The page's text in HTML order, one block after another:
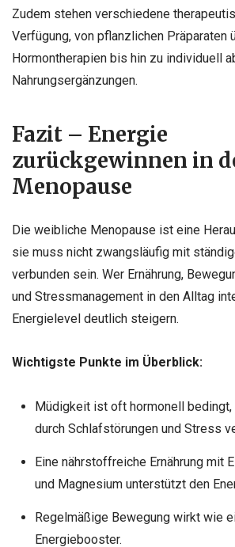
Zudem stehen verschiedene
Verfügung, von pflanzlichen Präparaten
Hormontherapien bis hin zu individuell
Nahrungsergänzungen.
Fazit – Energie
zurückgewinnen in
Menopause
Die weibliche Menopause ist eine
sie muss nicht zwangsläufig mit
verbunden sein. Wer Ernährung,
und Stressmanagement in den Alltag
Energielevel deutlich steigern.
Wichtigste Punkte im Überblick:
Müdigkeit ist oft hormonell bedingt,
durch Schlafstörungen und Stress
Eine nährstoffreiche Ernährung mit
und Magnesium unterstützt den
Regelmäßige Bewegung wirkt wie
Energiebooster.